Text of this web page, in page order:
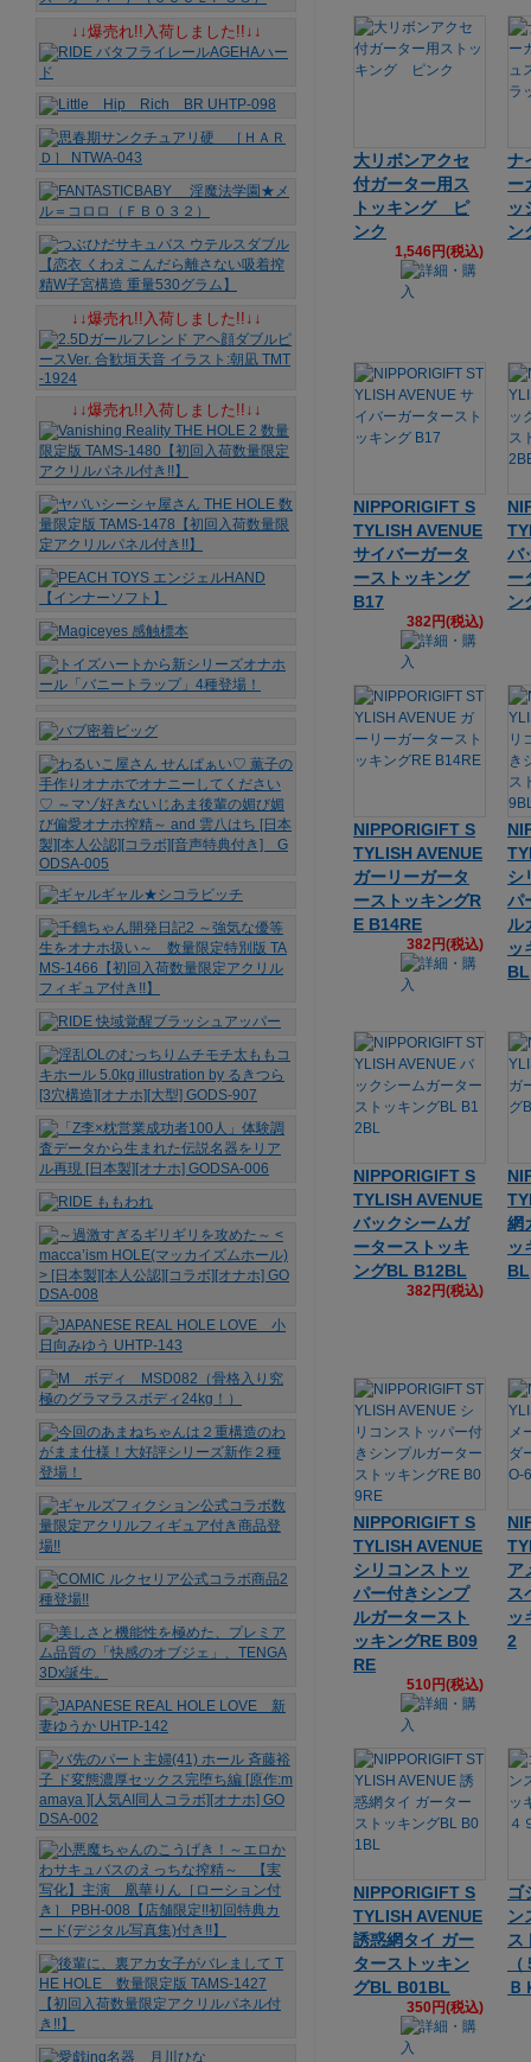
大リボンアクセ
付ガーター用ス
トッキング ピ
ンク
1,546円(税込)
ナ
ー
ッ
ン
NIPPORIGIFT S
TYLISH AVENUE
サイバーガータ
ーストッキング
B17
382円(税込)
バ
ー
ン
NIPPORIGIFT S
TYLISH AVENUE
ガーリーガータ
ーストッキングR
E B14RE
382円(税込)
シ
パ
ル
ッ
BL
NIPPORIGIFT S
TYLISH AVENUE
バックシームガ
ーターストッキ
ングBL B12BL
382円(税込)
網
ッ
BL
NIPPORIGIFT S
TYLISH AVENUE
シリコンストッ
パー付きシンプ
ルガータースト
ッキングRE B09
RE
510円(税込)
ア
ス
ッ
2
NIPPORIGIFT S
TYLISH AVENUE
誘惑網タイ ガー
ターストッキン
グBL B01BL
350円(税込)
ゴ
ン
ス
Ｂ
↓↓爆売れ!!入荷しました!!↓↓
↓↓爆売れ!!入荷しました!!↓↓
↓↓爆売れ!!入荷しました!!↓↓